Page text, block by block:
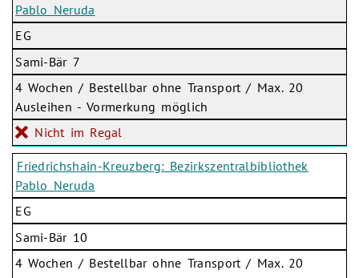
Pablo Neruda
EG
Sami-Bär 7
4 Wochen / Bestellbar ohne Transport / Max. 20
Ausleihen - Vormerkung möglich
Nicht im Regal
Friedrichshain-Kreuzberg: Bezirkszentralbibliothek
Pablo Neruda
EG
Sami-Bär 10
4 Wochen / Bestellbar ohne Transport / Max. 20